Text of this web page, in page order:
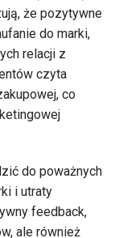
że pozytywne
do marki,
relacji z
czyta
co
do poważnych
i utraty
feedback,
ale również